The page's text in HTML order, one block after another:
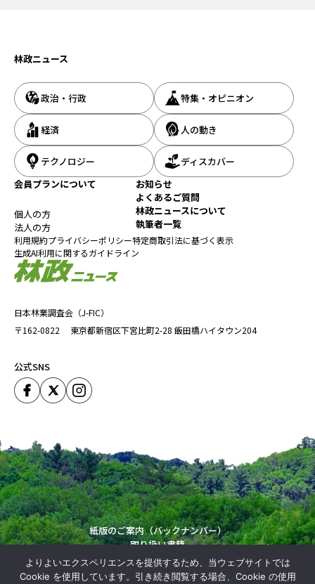
日本林業調査会（J-FIC）
〒162-0822
東京都新宿区下宮比町2-28 飯田橋ハイタウン204
公式SNS
林政ニュース
政治・行政 特集・オピニオン
経済 人の動き
テクノロジー
ディスカバー
会員プランについて
個人の方
法人の方
お知らせ
よくあるご質問
林政ニュースについて
執筆者一覧
利用規約プライバシーポリシー特定商取引法に基づく表示
生成AI利用に関するガイドライン
紙版のご案内（バックナンバー）
取り扱い書籍
運営会社
Copyright (C) Japan Forestry Investigation Committie. All Rights Reserved.
よりよいエクスペリエンスを提供するため、当ウェブサイトでは
Cookie を使用しています。引き続き閲覧する場合、Cookie の使用